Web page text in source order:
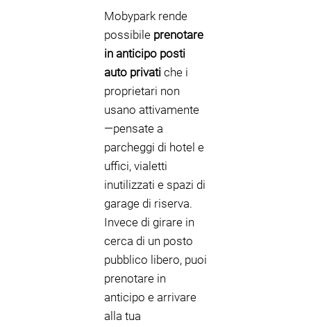
Mobypark rende
possibile prenotare
in anticipo posti
auto privati che i
proprietari non
usano attivamente
—pensate a
parcheggi di hotel e
uffici, vialetti
inutilizzati e spazi di
garage di riserva.
Invece di girare in
cerca di un posto
pubblico libero, puoi
prenotare in
anticipo e arrivare
alla tua